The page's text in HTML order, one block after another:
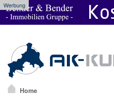
Werbung
Home